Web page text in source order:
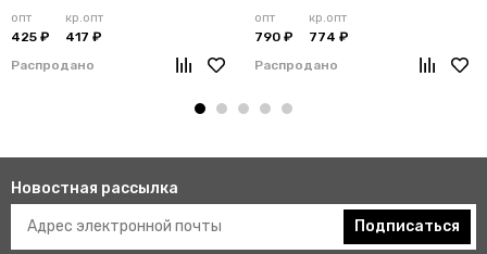
опт
425 ₽
кр.опт
417 ₽
Распродано
опт
790 ₽
кр.опт
774 ₽
Распродано
Новостная рассылка
Подписаться